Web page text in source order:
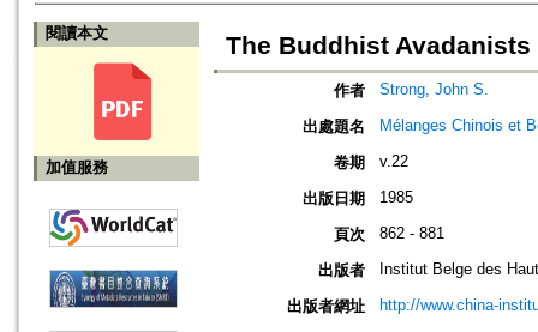
閱讀本文
加值服務
The Buddhist
作者 Strong, John S.
出處題名 Mélanges Chinois et
卷期 v.22
出版日期 1985
頁次 862 - 881
出版者 Institut Belge des
出版者網址 http://www.china-